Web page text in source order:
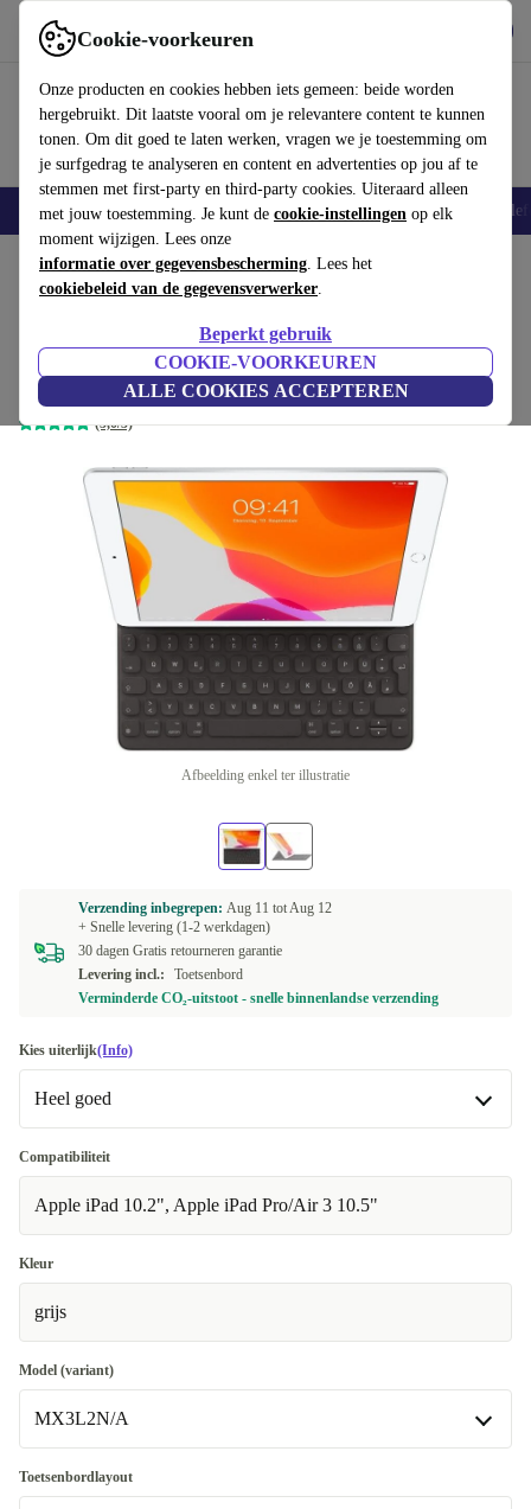
Cookie-voorkeuren
Onze producten en cookies hebben iets gemeen: beide worden
hergebruikt. Dit laatste vooral om je relevantere content te kunnen
tonen. Om dit goed te laten werken, vragen we je toestemming om
je surfgedrag te analyseren en content en advertenties op jou af te
stemmen met first-party en third-party cookies. Uiteraard alleen
met jouw toestemming. Je kunt de cookie-instellingen op elk
moment wijzigen. Lees onze
informatie over gegevensbescherming. Lees het
cookiebeleid van de gegevensverwerker.
Beperkt gebruik
COOKIE-VOORKEUREN
ALLE COOKIES ACCEPTEREN
Gebruik refurbed snel en eenvoudig
Smartphones Laptops Tablets Smartwatches Accessoires
Home Producten Toebehoor Apple Accessoires
Apple Smart Keyboard
iPad 10.2" | iPad Pro/Air 3 10.5" | MX3L2N/A |
Internationaal Engels
(5,0/5)
€56,99
Afbeelding enkel ter illustratie
Verzending inbegrepen: Aug 11 totAug 12
+ Snelle levering (1-2 werkdagen)
30 dagen Gratis retourneren garantie
Levering incl.:
Toetsenbord
Verminderde CO₂-uitstoot - snelle binnenlandse verzending
Kies uiterlijk(Info)
Heel goed
Heel goed
Uitstekend
Premium
Compatibiliteit
Apple iPad 10.2", Apple iPad Pro/Air 3 10.5"
Kleur
grijs
Model (variant)
MX3L2N/A
MX3L2N/A
Toetsenbordlayout